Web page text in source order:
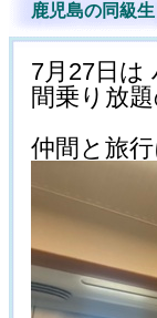
鹿児島の同級
7月27日は
間乗り放
仲間と旅